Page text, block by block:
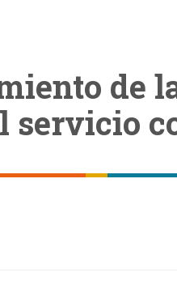
de
servicio